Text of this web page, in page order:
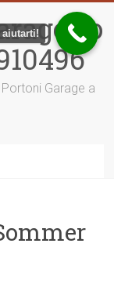
Garage a
aiutarti!